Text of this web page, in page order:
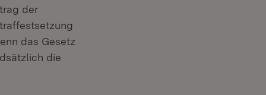
der
das Gesetz
die